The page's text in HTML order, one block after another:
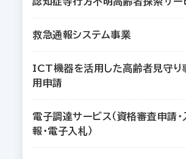
救急通報システム事業
ICT機器を活用した高齢者見守り
用申請
電子調達サービス（資格審査申請・
報・電子入札）